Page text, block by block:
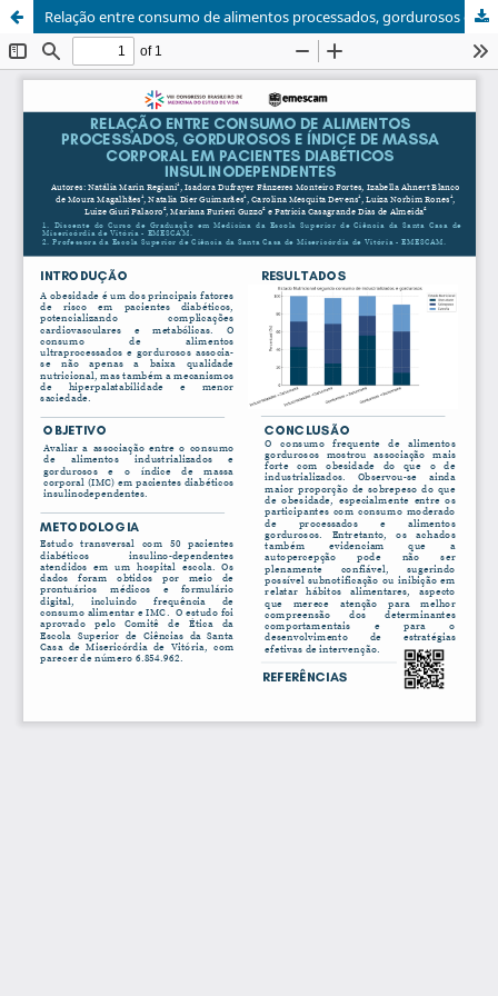
Relação entre consumo de alimentos processados, gordurosos e índice de massa corporal em pacientes diabéticos insulinodependentes